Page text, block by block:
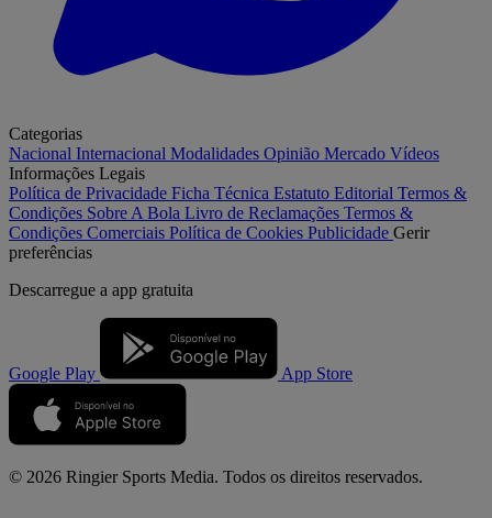
Categorias
Nacional Internacional Modalidades Opinião Mercado Vídeos
Informações Legais
Política de Privacidade Ficha Técnica Estatuto Editorial Termos &
Condições Sobre A Bola Livro de Reclamações Termos &
Condições Comerciais Política de Cookies Publicidade Gerir
preferências
Descarregue a app gratuita
Google Play App Store
© 2026 Ringier Sports Media. Todos os direitos reservados.